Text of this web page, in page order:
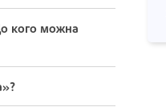
кого можна